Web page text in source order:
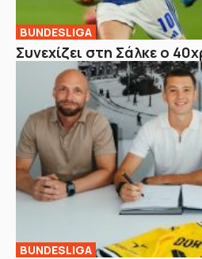
BUNDESLIGA
Συνεχίζει στη Σάλκε ο
BUNDESLIGA